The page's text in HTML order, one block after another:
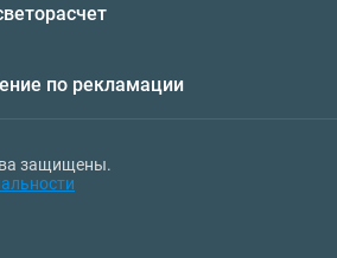
по рекламации
защищены.